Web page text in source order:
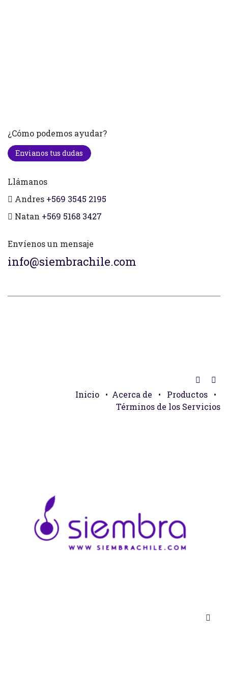
¿Cómo podemos ayudar?
Envianos tus dudas
Llámanos
Andres +569 3545 2195
Natan +569 5168 3427
Envíenos un mensaje
info@siembrachile.com
Inicio • Acerca de • Productos
•
Términos de los Servicios